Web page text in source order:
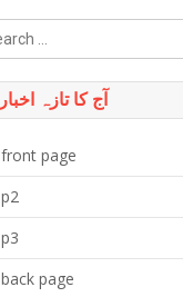
آج کا تازہ اخبار
front page
p2
p3
back page